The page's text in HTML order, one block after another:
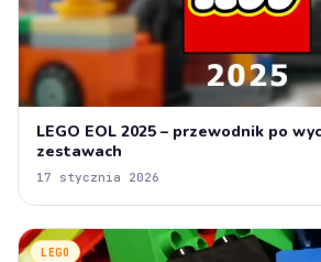
LEGO EOL 2025 – przewodnik po
zestawach
17 stycznia 2026
LEGO